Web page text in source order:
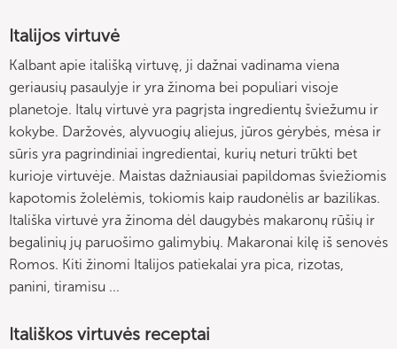
Italijos virtuvė
Kalbant apie itališką virtuvę, ji dažnai vadinama viena
geriausių pasaulyje ir yra žinoma bei populiari visoje
planetoje. Italų virtuvė yra pagrįsta ingredientų šviežumu ir
kokybe. Daržovės, alyvuogių aliejus, jūros gėrybės, mėsa ir
sūris yra pagrindiniai ingredientai, kurių neturi trūkti bet
kurioje virtuvėje. Maistas dažniausiai papildomas šviežiomis
kapotomis žolelėmis, tokiomis kaip raudonėlis ar bazilikas.
Itališka virtuvė yra žinoma dėl daugybės makaronų rūšių ir
begalinių jų paruošimo galimybių. Makaronai kilę iš senovės
Romos. Kiti žinomi Italijos patiekalai yra pica, rizotas,
panini, tiramisu ...
Itališkos virtuvės receptai